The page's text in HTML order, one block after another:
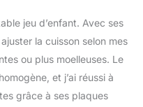
15 ans au
grâce à notre
de 6200
dans le
pour contribuer
de
jeu d’enfant. Avec ses
la cuisson selon mes
ou plus moelleuses. Le
et j’ai réussi à
grâce à ses plaques